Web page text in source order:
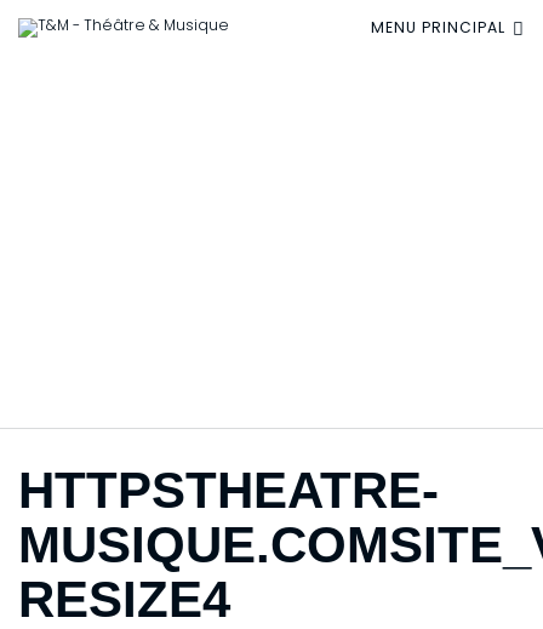
MENU PRINCIPAL
HTTPSTHEATRE-
RESIZE4